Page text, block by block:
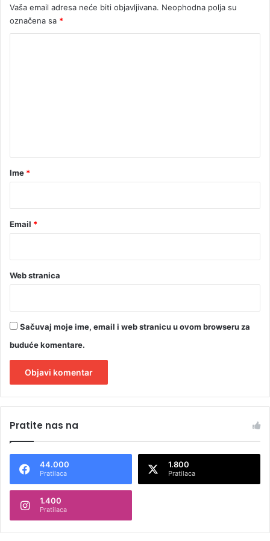
d
i
t
o
r
a
Vaša email adresa neće biti objavljivana. Neophodna polja su
označena sa *
rIme *
Email *
Web stranica
Sačuvaj moje ime, email i web stranicu u ovom browseru za
buduće komentare.
t
n
t
Pratite nas na
44.000
Pratilaca
1.800
Pratilaca
1.400
Pratilaca